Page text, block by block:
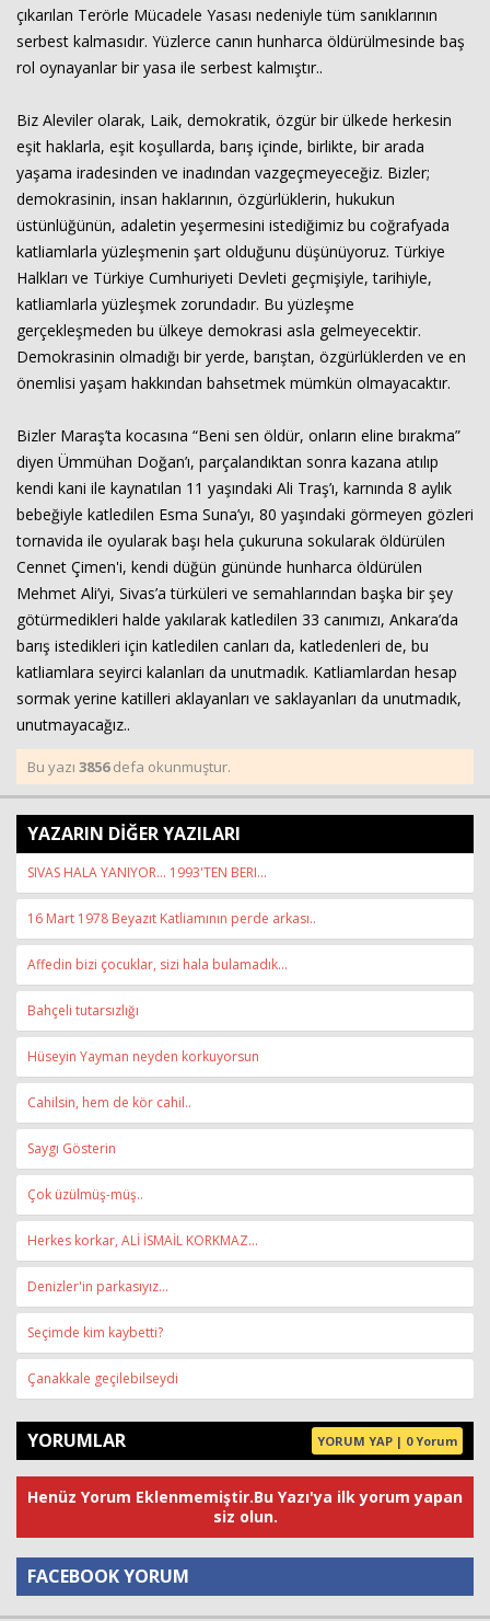
çıkarılan Terörle Mücadele Yasası nedeniyle tüm sanıklarının
serbest kalmasıdır. Yüzlerce canın hunharca öldürülmesinde baş
rol oynayanlar bir yasa ile serbest kalmıştır..
Biz Aleviler olarak, Laik, demokratik, özgür bir ülkede herkesin
eşit haklarla, eşit koşullarda, barış içinde, birlikte, bir arada
yaşama iradesinden ve inadından vazgeçmeyeceğiz. Bizler;
demokrasinin, insan haklarının, özgürlüklerin, hukukun
üstünlüğünün, adaletin yeşermesini istediğimiz bu coğrafyada
katliamlarla yüzleşmenin şart olduğunu düşünüyoruz. Türkiye
Halkları ve Türkiye Cumhuriyeti Devleti geçmişiyle, tarihiyle,
katliamlarla yüzleşmek zorundadır. Bu yüzleşme
gerçekleşmeden bu ülkeye demokrasi asla gelmeyecektir.
Demokrasinin olmadığı bir yerde, barıştan, özgürlüklerden ve en
önemlisi yaşam hakkından bahsetmek mümkün olmayacaktır.
Bizler Maraş’ta kocasına “Beni sen öldür, onların eline bırakma”
diyen Ümmühan Doğan’ı, parçalandıktan sonra kazana atılıp
kendi kani ile kaynatılan 11 yaşındaki Ali Traş’ı, karnında 8 aylık
bebeğiyle katledilen Esma Suna’yı, 80 yaşındaki görmeyen gözleri
tornavida ile oyularak başı hela çukuruna sokularak öldürülen
Cennet Çimen'i, kendi düğün gününde hunharca öldürülen
Mehmet Ali’yi, Sivas’a türküleri ve semahlarından başka bir şey
götürmedikleri halde yakılarak katledilen 33 canımızı, Ankara’da
barış istedikleri için katledilen canları da, katledenleri de, bu
katliamlara seyirci kalanları da unutmadık. Katliamlardan hesap
sormak yerine katilleri aklayanları ve saklayanları da unutmadık,
unutmayacağız..
Bu yazı 3856defa okunmuştur.
YAZARIN DİĞER YAZILARI
SIVAS HALA YANIYOR... 1993'TEN BERI...
16 Mart 1978 Beyazıt Katliamının perde arkası..
Affedin bizi çocuklar, sizi hala bulamadık...
Bahçeli tutarsızlığı
Hüseyin Yayman neyden korkuyorsun
Cahilsin, hem de kör cahil..
Saygı Gösterin
Çok üzülmüş-müş..
Herkes korkar, ALİ İSMAİL KORKMAZ...
Denizler'in parkasıyız...
Seçimde kim kaybetti?
Çanakkale geçilebilseydi
YORUMLAR YORUM YAP | 0 Yorum
Henüz Yorum Eklenmemiştir.Bu Yazı'ya ilk yorum yapan
siz olun.
FACEBOOK YORUM